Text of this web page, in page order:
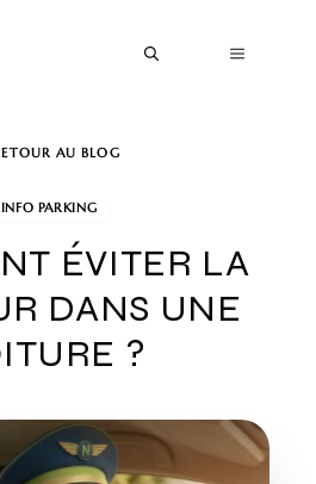
MENU
AU BLOG
INFO PARKING
ÉVITER LA
DANS UNE
?